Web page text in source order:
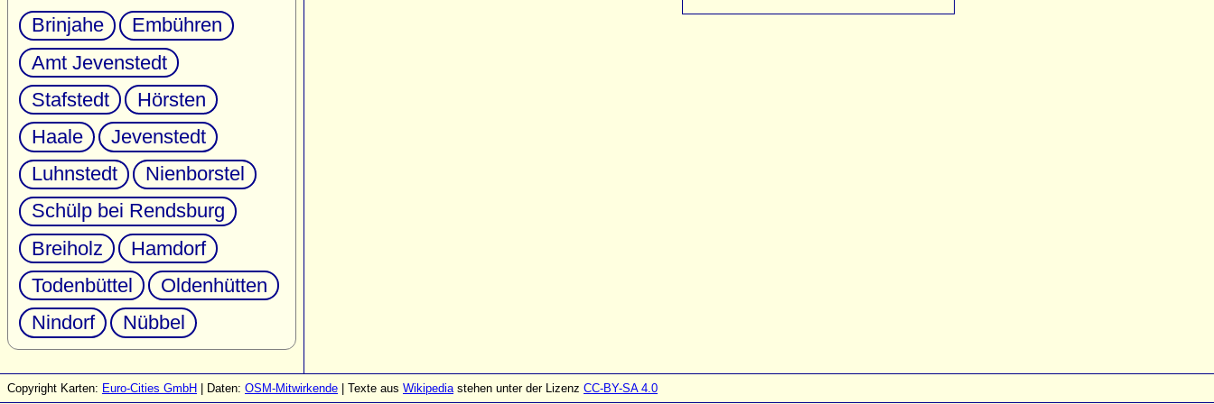
Brinjahe
Embühren
Amt Jevenstedt
Stafstedt
Hörsten
Haale
Jevenstedt
Luhnstedt
Nienborstel
Schülp bei Rendsburg
Breiholz
Hamdorf
Todenbüttel
Oldenhütten
Nindorf
Nübbel
Copyright Karten: Euro-Cities GmbH | Daten: OSM-Mitwirkende | Texte aus Wikipediastehen unter der Lizenz CC-BY-SA 4.0